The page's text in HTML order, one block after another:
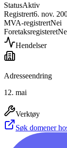
StatusAktiv
Registrert6. nov.
MVA-registrertNei
Foretaksregisteret
Hendelser
Adresseendring
12. mai
Verktøy
Søk domener